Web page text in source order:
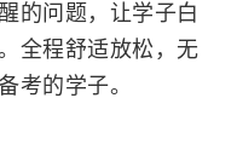
的问题，让学子白
全程舒适放松，无
考的学子。